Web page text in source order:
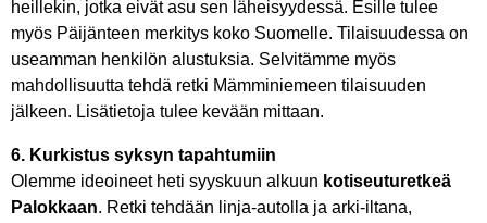
heillekin, jotka eivät asu sen läheisyydessä. Esille tulee
myös Päijänteen merkitys koko Suomelle. Tilaisuudessa on
useamman henkilön alustuksia. Selvitämme myös
mahdollisuutta tehdä retki Mämminiemeen tilaisuuden
jälkeen. Lisätietoja tulee kevään mittaan.
6. Kurkistus syksyn tapahtumiin
Olemme ideoineet heti syyskuun alkuun kotiseuturetkeä
Palokkaan. Retki tehdään linja-autolla ja arki-iltana,